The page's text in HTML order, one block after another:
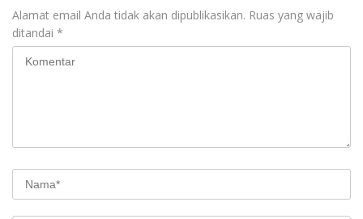
Alamat email Anda tidak akan dipublikasikan. Ruas yang wajib
ditandai *